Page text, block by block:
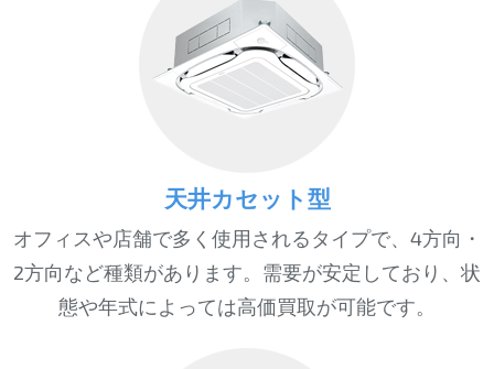
天井カセット型
オフィスや店舗で多く使用されるタイプで、4方向・
2方向など種類があります。需要が安定しており、状
態や年式によっては高価買取が可能です。